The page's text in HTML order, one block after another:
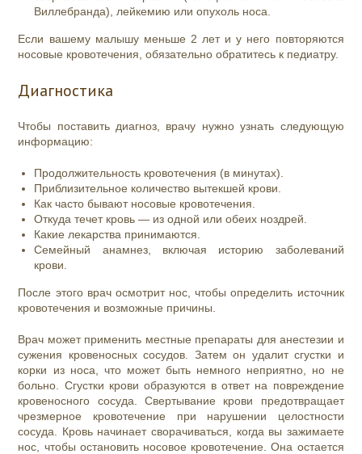
Виллебранда), лейкемию или опухоль носа.
Если вашему малышу меньше 2 лет и у него повторяются
носовые кровотечения, обязательно обратитесь к педиатру.
Диагностика
Чтобы поставить диагноз, врачу нужно узнать следующую
информацию:
Продолжительность кровотечения (в минутах).
Приблизительное количество вытекшей крови.
Как часто бывают носовые кровотечения.
Откуда течет кровь — из одной или обеих ноздрей.
Какие лекарства принимаются.
Семейный анамнез, включая историю заболеваний
крови.
После этого врач осмотрит нос, чтобы определить источник
кровотечения и возможные причины.
Врач может применить местные препараты для анестезии и
сужения кровеносных сосудов. Затем он удалит сгустки и
корки из носа, что может быть немного неприятно, но не
больно. Сгустки крови образуются в ответ на повреждение
кровеносного сосуда. Свертывание крови предотвращает
чрезмерное кровотечение при нарушении целостности
сосуда. Кровь начинает сворачиваться, когда вы зажимаете
нос, чтобы остановить носовое кровотечение. Она остается